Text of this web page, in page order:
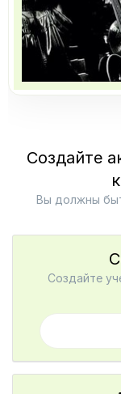
Создайте
Вы должны
Создайте